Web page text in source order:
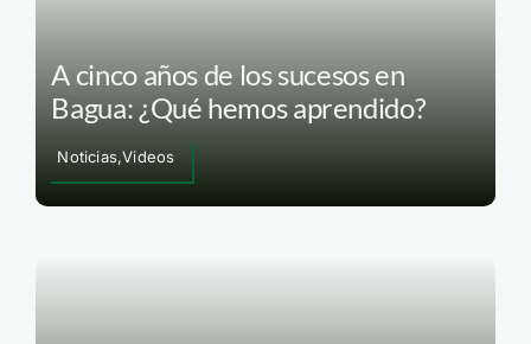
A cinco años de los sucesos en
Bagua: ¿Qué hemos aprendido?
Noticias,Videos